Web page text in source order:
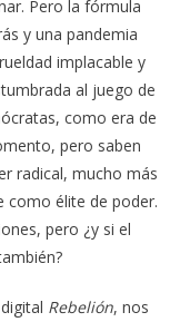
Pero la fórmula
y una pandemia
implacable y
al juego de
como era de
pero saben
radical, mucho más
como élite de poder.
pero ¿y si el
Rebelión, nos